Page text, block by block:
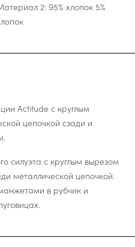
2: 95% хлопок 5%
Actitude с круглым
цепочкой сзади и
силуэта с круглым вырезом
металлической цепочкой.
в рубчик и